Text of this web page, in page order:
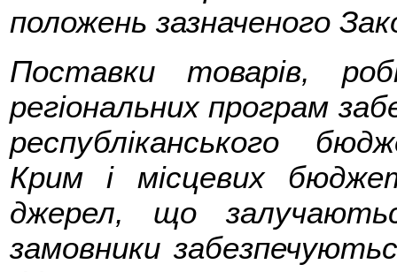
положень зазначеного
Поставки товарів,
регіональних програм
республіканського
Крим і місцевих
джерел, що
замовники